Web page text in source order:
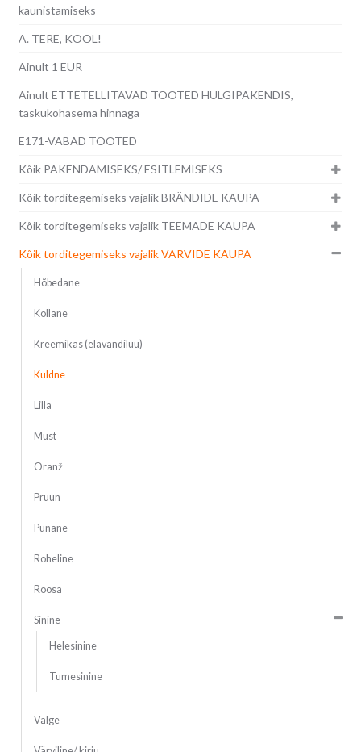
kaunistamiseks
A. TERE, KOOL!
Ainult 1 EUR
Ainult ETTETELLITAVAD TOOTED HULGIPAKENDIS,
taskukohasema hinnaga
E171-VABAD TOOTED
Kõik PAKENDAMISEKS/ ESITLEMISEKS
Kõik torditegemiseks vajalik BRÄNDIDE KAUPA
Kõik torditegemiseks vajalik TEEMADE KAUPA
Kõik torditegemiseks vajalik VÄRVIDE KAUPA
Hõbedane
Kollane
Kreemikas (elavandiluu)
Kuldne
Lilla
Must
Oranž
Pruun
Punane
Roheline
Roosa
Sinine
Helesinine
Tumesinine
Valge